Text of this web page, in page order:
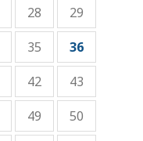
28
29
35
36
42
43
49
50